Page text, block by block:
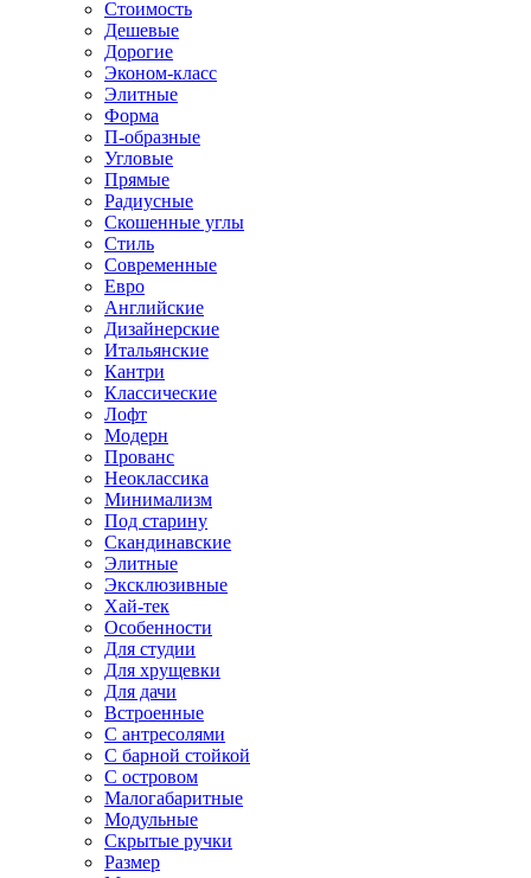
Стоимость
Дешевые
Дорогие
Эконом-класс
Элитные
Форма
П-образные
Угловые
Прямые
Радиусные
Скошенные углы
Стиль
Современные
Евро
Английские
Дизайнерские
Итальянские
Кантри
Классические
Лофт
Модерн
Прованс
Неоклассика
Минимализм
Под старину
Скандинавские
Элитные
Эксклюзивные
Хай-тек
Особенности
Для студии
Для хрущевки
Для дачи
Встроенные
С антресолями
С барной стойкой
С островом
Малогабаритные
Модульные
Скрытые ручки
Размер